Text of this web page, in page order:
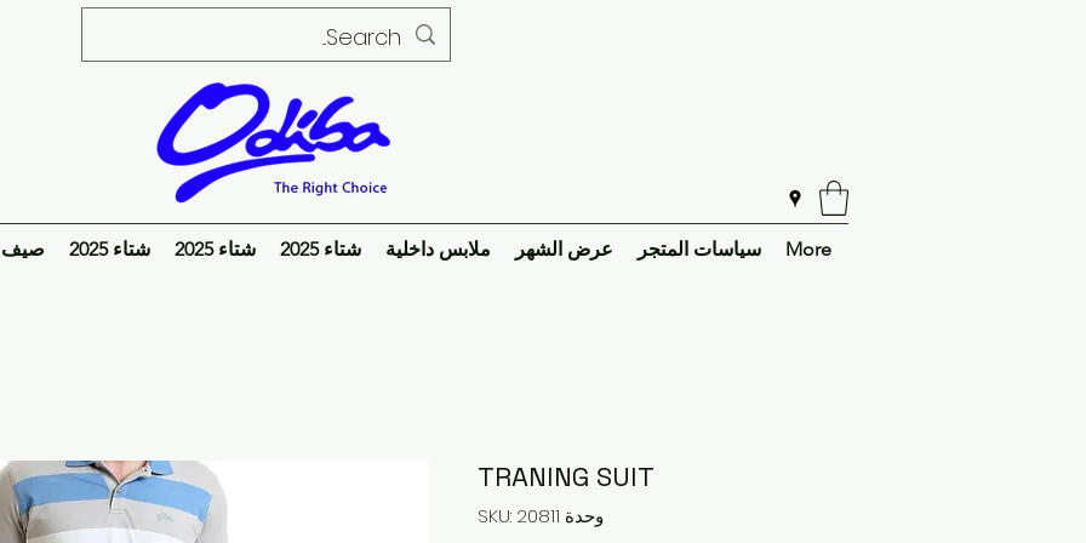
صيف شتاء 2025 شتاء 2025 شتاء 2025 ملابس داخلية عرض الشهر سياسات المتجر More
TRANING SUIT
وحدة SKU: 20811